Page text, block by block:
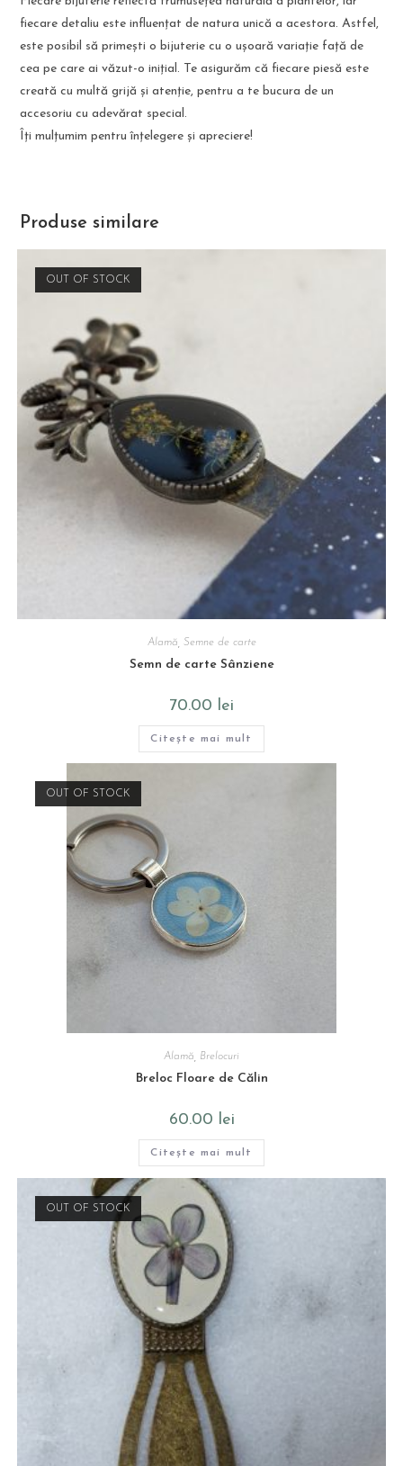
fiecare detaliu este influențat de natura unică a acestora. Astfel,
este posibil să primești o bijuterie cu o ușoară variație față de
cea pe care ai văzut-o inițial. Te asigurăm că fiecare piesă este
creată cu multă grijă și atenție, pentru a te bucura de un
accesoriu cu adevărat special.
Îți mulțumim pentru înțelegere și apreciere!
Produse similare
OUT OF STOCK
Alamă Semne de carte
Semn de carte Sânziene
70.00 lei
Citește mai mult
OUT OF STOCK
Alamă Brelocuri
Breloc Floare de Călin
60.00 lei
Citește mai mult
OUT OF STOCK